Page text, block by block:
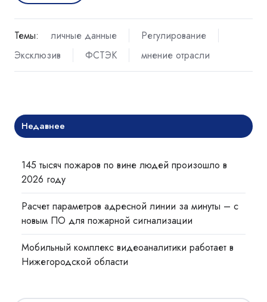
Темы: личные данные
Регулирование
Эксклюзив
ФСТЭК мнение отрасли
Недавнее
145 тысяч пожаров по вине людей произошло в
2026 году
Расчет параметров адресной линии за минуты – с
новым ПО для пожарной сигнализации
Мобильный комплекс видеоаналитики работает в
Нижегородской области